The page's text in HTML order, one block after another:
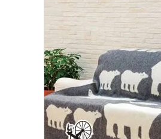
search
新着商品
カテゴリーから探す
ブランド